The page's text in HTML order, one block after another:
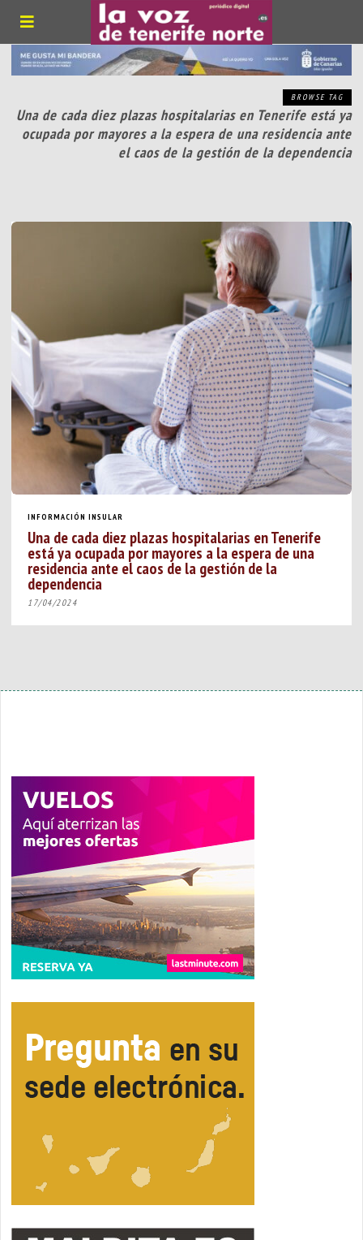
BROWSE TAG
Una de cada diez plazas hospitalarias en Tenerife está ya
ocupada por mayores a la espera de una residencia ante
el caos de la gestión de la dependencia
INFORMACIÓN INSULAR
Una de cada diez plazas hospitalarias en Tenerife
está ya ocupada por mayores a la espera de una
residencia ante el caos de la gestión de la
dependencia
17/04/2024